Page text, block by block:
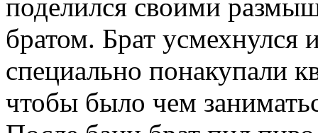
поделился своими
братом. Брат усмехнулся
специально понакупали
чтобы было чем